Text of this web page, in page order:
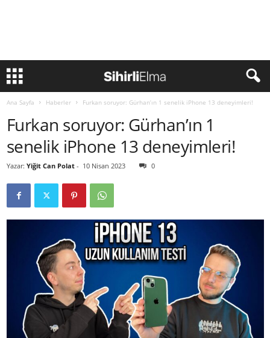
Ana Sayfa Haberler Furkan soruyor: Gürhan’ın 1 senelik iPhone 13 deneyimleri!
Furkan soruyor: Gürhan’ın 1
senelik iPhone 13 deneyimleri!
Yazar: Yiğit Can Polat - 10 Nisan 2023 0